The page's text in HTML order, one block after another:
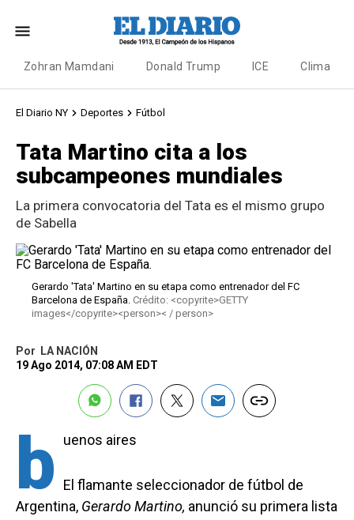
Zohran Mamdani Donald Trump ICE Clima
El Diario NY Deportes Fútbol
Tata Martino cita a los
subcampeones mundiales
La primera convocatoria del Tata es el mismo grupo
de Sabella
Gerardo 'Tata' Martino en su etapa como entrenador del FC
Barcelona de España. Crédito: <copyrite>GETTY
images</copyrite><person>< / person>
Por
LA NACIÓN
19 Ago 2014, 07:08 AM EDT
b uenos aires
El flamante seleccionador de fútbol de
Argentina, Gerardo Martino, anunció su primera lista